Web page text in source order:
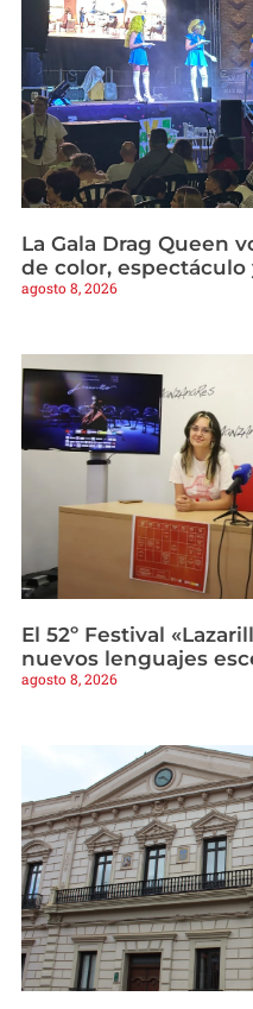
La Gala Drag Queen
de color,
agosto 8, 2026
El 52º Festival
nuevos lenguajes
agosto 8, 2026